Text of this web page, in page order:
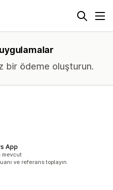
bir ödeme oluşturun.
App
mevcut
ve referans toplayın.